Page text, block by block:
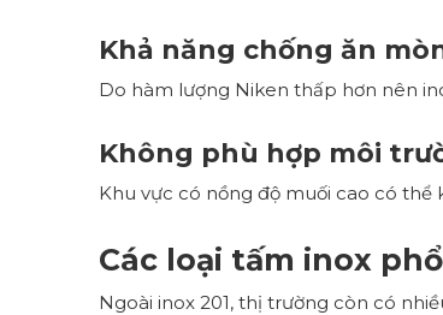
Khả năng chống ăn
Do hàm lượng Niken thấp hơn nên
Không phù hợp môi
Khu vực có nồng độ muối cao có thể
Các loại tấm inox
Ngoài inox 201, thị trường còn có